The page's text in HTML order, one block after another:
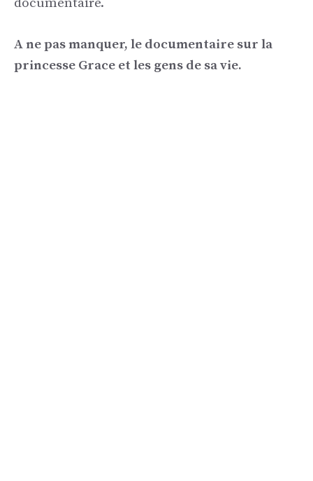
documentaire.
A ne pas manquer, le documentaire sur la
princesse Grace et les gens de sa vie.